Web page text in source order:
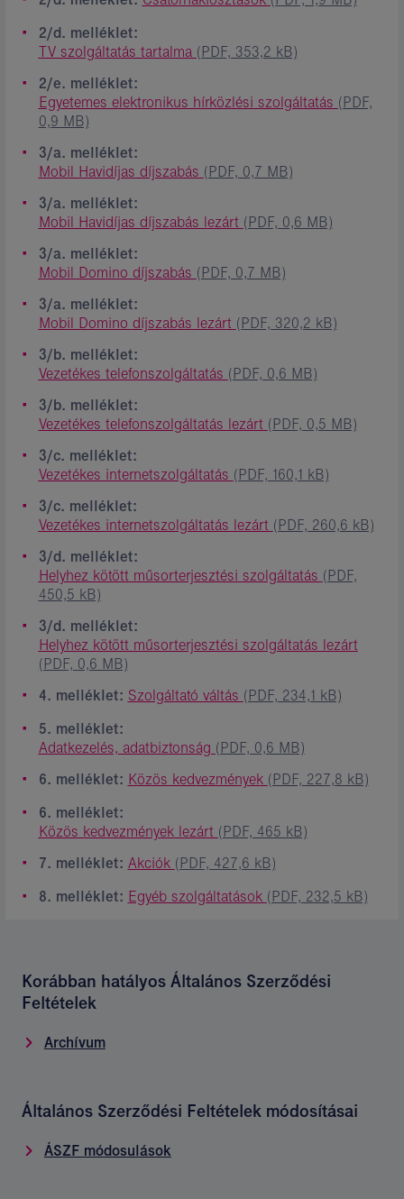
2/d. melléklet:
TV szolgáltatás tartalma (PDF, 353,2 kB)
2/e. melléklet:
Egyetemes elektronikus hírközlési szolgáltatás (PDF,
0,9 MB)
3/a. melléklet:
Mobil Havidíjas díjszabás (PDF, 0,7 MB)
3/a. melléklet:
Mobil Havidíjas díjszabás lezárt (PDF, 0,6 MB)
3/a. melléklet:
Mobil Domino díjszabás (PDF, 0,7 MB)
3/a. melléklet:
Mobil Domino díjszabás lezárt (PDF, 320,2 kB)
3/b. melléklet:
Vezetékes telefonszolgáltatás (PDF, 0,6 MB)
3/b. melléklet:
Vezetékes telefonszolgáltatás lezárt (PDF, 0,5 MB)
3/c. melléklet:
Vezetékes internetszolgáltatás (PDF, 160,1 kB)
3/c. melléklet:
Vezetékes internetszolgáltatás lezárt (PDF, 260,6 kB)
3/d. melléklet:
Helyhez kötött műsorterjesztési szolgáltatás (PDF,
450,5 kB)
3/d. melléklet:
Helyhez kötött műsorterjesztési szolgáltatás lezárt
(PDF, 0,6 MB)
4. melléklet: Szolgáltató váltás (PDF, 234,1 kB)
5. melléklet:
Adatkezelés, adatbiztonság (PDF, 0,6 MB)
6. melléklet: Közös kedvezmények (PDF, 227,8 kB)
6. melléklet:
Közös kedvezmények lezárt (PDF, 465 kB)
7. melléklet: Akciók (PDF, 427,6 kB)
8. melléklet: Egyéb szolgáltatások (PDF, 232,5 kB)
Korábban hatályos Általános Szerződési
Feltételek
Archívum
Általános Szerződési Feltételek módosításai
ÁSZF módosulások